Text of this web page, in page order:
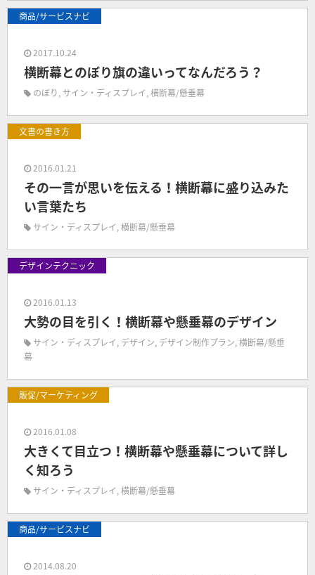
商品/サービスナビ
2017.10.24
横断幕とのぼり旗の違いってなんだろう？
のぼり, サイン・ディスプレイ,横断幕/懸垂幕
文書の書き方
2016.01.21
その一言が思いを伝える！横断幕に盛り込みた
い言葉たち
サイン・ディスプレイ,横断幕/懸垂幕
デザインテクニック
2016.01.13
大勢の目を引く！横断幕や懸垂幕のデザイン
サイン・ディスプレイ, デザイン, デザイン制作プラン,横断幕/懸垂
幕
販促/マーケティング
2016.01.08
大きくて目立つ！横断幕や懸垂幕について詳し
く知ろう
サイン・ディスプレイ,横断幕/懸垂幕
商品/サービスナビ
2014.08.20